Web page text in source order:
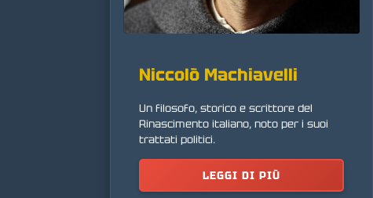
Niccolò Machiavelli
Un filosofo, storico e scrittore del
Rinascimento italiano, noto per i suoi
trattati politici.
LEGGI DI PIÙ